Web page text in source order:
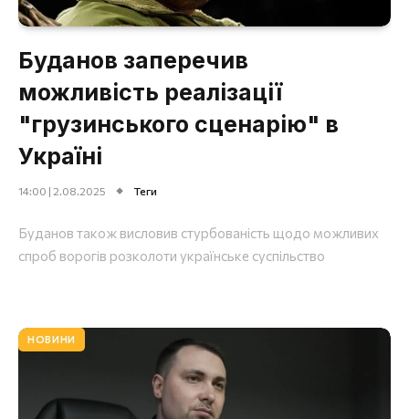
Буданов заперечив
можливість реалізації
"грузинського сценарію" в
Україні
14:00 | 2.08.2025 Теги
Буданов також висловив стурбованість щодо можливих
спроб ворогів розколоти українське суспільство
НОВИНИ